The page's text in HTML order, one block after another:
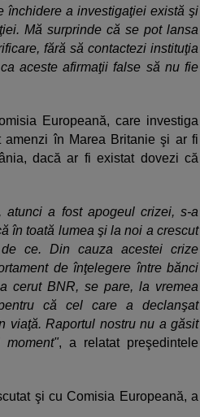
închidere a investigaţiei există şi
Mă surprinde că se pot lansa
fără să contactezi instituţia
aceste afirmaţii false să nu fie
Europeană, care investiga
în Marea Britanie şi ar fi
dacă ar fi existat dovezi că
a fost apogeul crizei, s-a
în toată lumea şi la noi a crescut
ce. Din cauza acestei crize
de înţelegere între bănci
cerut BNR, se pare, la vremea
că cel care a declanşat
viaţă. Raportul nostru nu a găsit
, a relatat preşedintele
şi cu Comisia Europeană, a